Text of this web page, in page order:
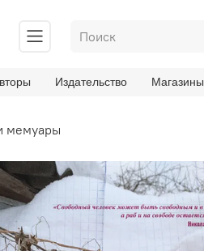
Издательство Магазины
мемуары